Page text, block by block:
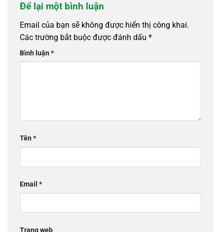
Để lại một bình luận
Email của bạn sẽ không được hiển thị công khai.
Các trường bắt buộc được đánh dấu *
Bình luận*
Tên*
Email *